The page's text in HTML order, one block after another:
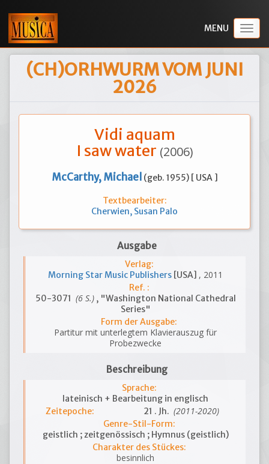
(CH)ORHWURM VOM JUNI
2026
Vidi aquam
I saw water (2006)
McCarthy, Michael (geb. 1955) [ USA ]
Textbearbeiter:
Cherwien, Susan Palo
Ausgabe
Verlag:
Morning Star Music Publishers [USA] , 2011
Ref. :
50-3071 (6 S.), "Washington National Cathedral
Series"
Form der Ausgabe:
Partitur mit unterlegtem Klavierauszug für
Probezwecke
Beschreibung
Sprache:
lateinisch + Bearbeitung in englisch
Zeitepoche:
21 . Jh. (2011-2020)
Genre-Stil-Form:
geistlich ; zeitgenössisch ; Hymnus (geistlich)
Charakter des Stückes:
besinnlich